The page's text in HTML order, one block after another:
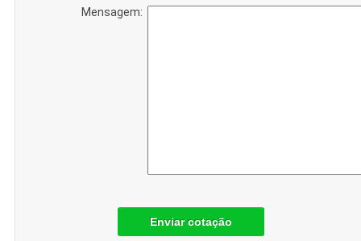
Mensagem:
Enviar cotação